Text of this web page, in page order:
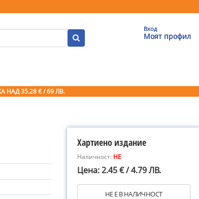
Вход
Моят профил
НАД 35.28 € / 69 ЛВ.
Хартиено издание
Наличност: НЕ
Цена: 2.45 € / 4.79 ЛВ.
НЕ Е В НАЛИЧНОСТ